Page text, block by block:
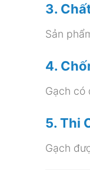
3.
Sản
4.
Gạch có
5. Thi
Gạch